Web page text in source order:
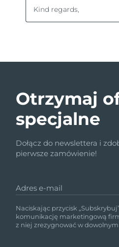
Otrzymaj
specjalne
Dołącz do newslettera i
pierwsze zamówienie!
Adres e-mail
Naciskając przycisk
komunikację marketingową
z niej zrezygnować w